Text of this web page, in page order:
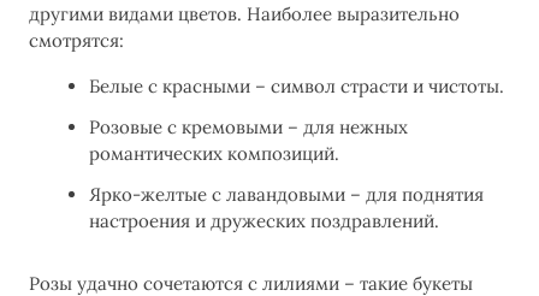
другими видами цветов. Наиболее выразительно
смотрятся:
Белые с красными – символ страсти и чистоты.
Розовые с кремовыми – для нежных
романтических композиций.
Ярко-желтые с лавандовыми – для поднятия
настроения и дружеских поздравлений.
Розы удачно сочетаются с лилиями – такие букеты